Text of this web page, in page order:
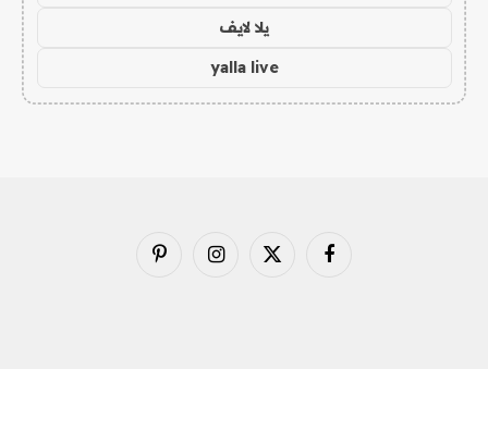
يلا لايف
yalla live
فيسبوك X
الانستغرامبينتيريست